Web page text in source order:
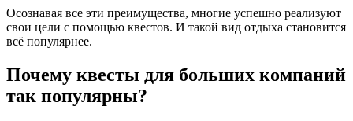
Осознавая все эти преимущества, многие успешно реализуют
свои цели с помощью квестов. И такой вид отдыха становится
всё популярнее.
Почему квесты для больших компаний
так популярны?